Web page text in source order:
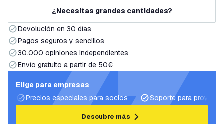
¿Necesitas grandes cantidades?
Devolución en 30 días
Pagos seguros y sencillos
30.000 opiniones independientes
Envío gratuito a partir de 50€
Elige para empresas
Precios especiales para socios
Soporte para
Descubre más